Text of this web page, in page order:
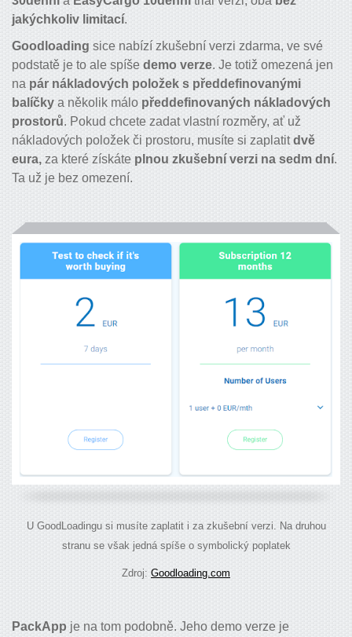
jakýchkoliv limitací.
Goodloading sice nabízí zkušební verzi zdarma, ve své
podstatě je to ale spíše demo verze. Je totiž omezená jen
na pár nákladových položek s předdefinovanými
balíčky a několik málo předdefinovaných nákladových
prostorů. Pokud chcete zadat vlastní rozměry, ať už
nákladových položek či prostoru, musíte si zaplatitdvě
eura, za které získáte plnou zkušební verzi na sedm dní.
Ta už je bez omezení.
U GoodLoadingu si musíte zaplatit i za zkušební verzi. Na druhou
stranu se však jedná spíše o symbolický poplatek
Zdroj: Goodloading.com
PackApp je na tom podobně. Jeho demo verze je